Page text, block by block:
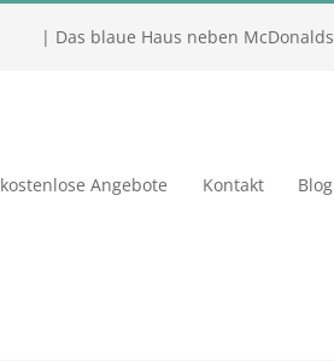
| Das blaue Haus neben McDonalds
kostenlose Angebote Kontakt Blog